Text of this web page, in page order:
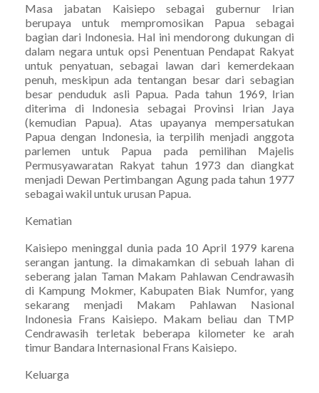
Masa jabatan Kaisiepo sebagai gubernur Irian
berupaya untuk mempromosikan Papua sebagai
bagian dari Indonesia. Hal ini mendorong dukungan di
dalam negara untuk opsi Penentuan Pendapat Rakyat
untuk penyatuan, sebagai lawan dari kemerdekaan
penuh, meskipun ada tentangan besar dari sebagian
besar penduduk asli Papua. Pada tahun 1969, Irian
diterima di Indonesia sebagai Provinsi Irian Jaya
(kemudian Papua). Atas upayanya mempersatukan
Papua dengan Indonesia, ia terpilih menjadi anggota
parlemen untuk Papua pada pemilihan Majelis
Permusyawaratan Rakyat tahun 1973 dan diangkat
menjadi Dewan Pertimbangan Agung pada tahun 1977
sebagai wakil untuk urusan Papua.
Kematian
Kaisiepo meninggal dunia pada 10 April 1979 karena
serangan jantung. Ia dimakamkan di sebuah lahan di
seberang jalan Taman Makam Pahlawan Cendrawasih
di Kampung Mokmer, Kabupaten Biak Numfor, yang
sekarang menjadi Makam Pahlawan Nasional
Indonesia Frans Kaisiepo. Makam beliau dan TMP
Cendrawasih terletak beberapa kilometer ke arah
timur Bandara Internasional Frans Kaisiepo.
Keluarga